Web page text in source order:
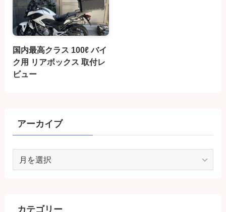
国内最高クラス 100ℓ バイ
ク用 リアボックス 取付レ
ビュー
アーカイブ
カテゴリー